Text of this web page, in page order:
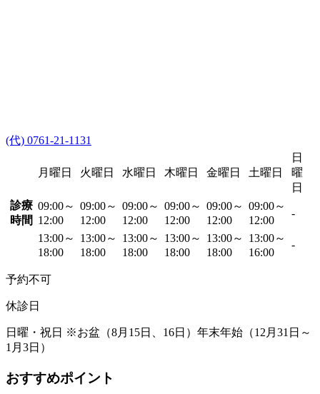
(代) 0761-21-1131
月曜日 火曜日 水曜日 木曜日 金曜日 土曜日
日
曜
日
診療
時間
09:00～
12:00
09:00～
12:00
09:00～
12:00
09:00～
12:00
09:00～
12:00
09:00～
12:00
-
13:00～
18:00
13:00～
18:00
13:00～
18:00
13:00～
18:00
13:00～
18:00
13:00～
16:00
-
予約不可
休診日
日曜・祝日 ※お盆（8月15日、16日）年末年始（12月31日～
1月3日）
おすすめポイント